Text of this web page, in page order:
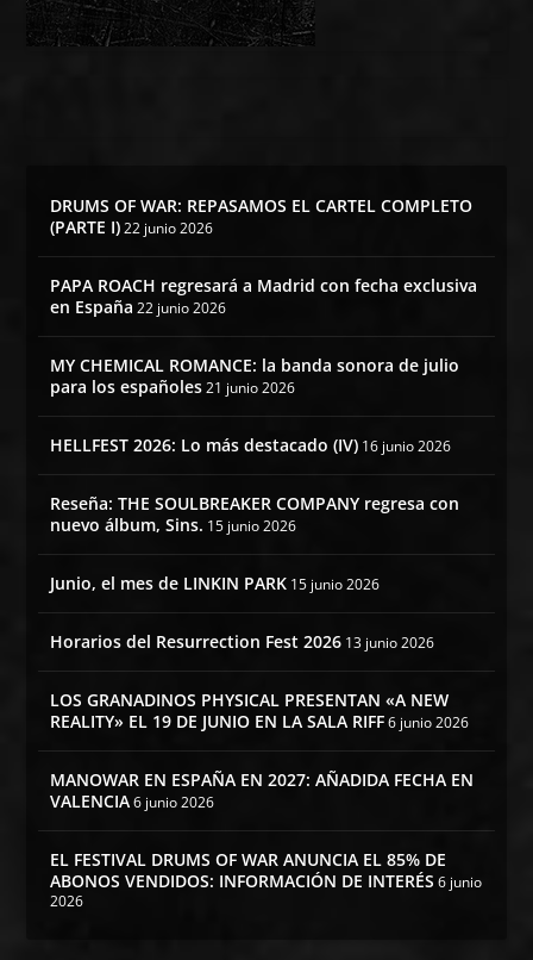
DRUMS OF WAR: REPASAMOS EL CARTEL COMPLETO
(PARTE I) 22 junio 2026
PAPA ROACH regresará a Madrid con fecha exclusiva
en España 22 junio 2026
MY CHEMICAL ROMANCE: la banda sonora de julio
para los españoles 21 junio 2026
HELLFEST 2026: Lo más destacado (IV) 16 junio 2026
Reseña: THE SOULBREAKER COMPANY regresa con
nuevo álbum, Sins. 15 junio 2026
Junio, el mes de LINKIN PARK 15 junio 2026
Horarios del Resurrection Fest 2026 13 junio 2026
LOS GRANADINOS PHYSICAL PRESENTAN «A NEW
REALITY» EL 19 DE JUNIO EN LA SALA RIFF 6 junio 2026
MANOWAR EN ESPAÑA EN 2027: AÑADIDA FECHA EN
VALENCIA 6 junio 2026
EL FESTIVAL DRUMS OF WAR ANUNCIA EL 85% DE
ABONOS VENDIDOS: INFORMACIÓN DE INTERÉS 6 junio
2026